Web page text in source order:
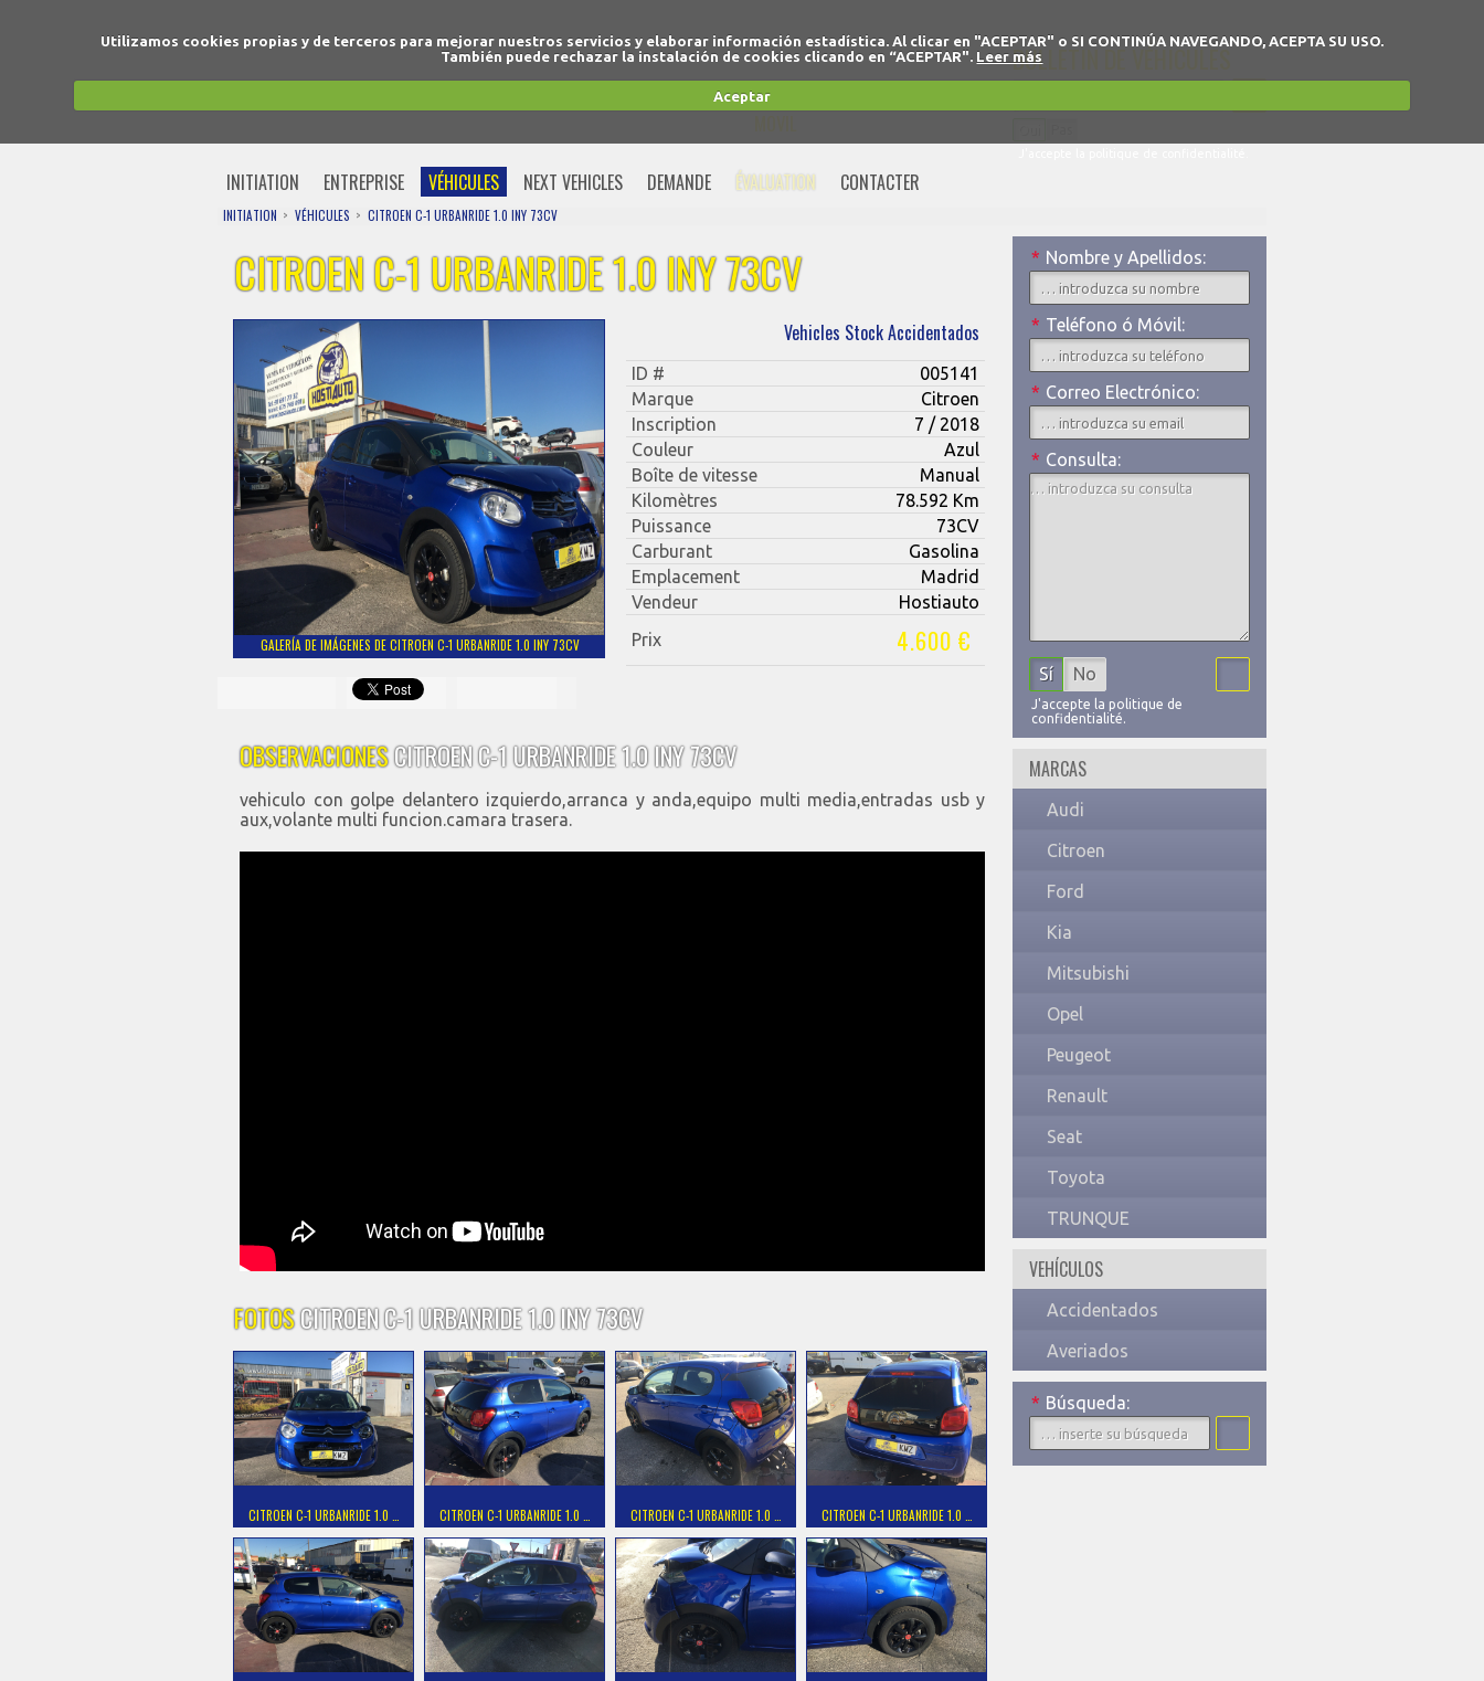
Utilizamos cookies propias y de terceros para mejorar nuestros servicios y elaborar información estadística. Al clicar en "ACEPTAR" o SI CONTINÚA NAVEGANDO, ACEPTA SU USO.
También puede rechazar la instalación de cookies clicando en “ACEPTAR". Leer más
Aceptar+34 91 691 77 32 BULLETIN DE VÉHICULES
INITIATION ENTREPRISE VÉHICULES NEXT VEHICLES DEMANDE ÉVALUATION CONTACTER
INITIATION VÉHICULES CITROEN C-1 URBANRIDE 1.0 INY 73CV
Nombre y Apellidos:
*
Teléfono ó Móvil:
*
Correo Electrónico:
*
Consulta:
*
Sí No
J'accepte la politique de
confidentialité.
MARCAS
Audi
Citroen
Ford
Kia
Mitsubishi
Opel
Peugeot
Renault
Seat
Toyota
TRUNQUE
VEHÍCULOS
Accidentados
Averiados
Búsqueda:
*
CITROEN C-1 URBANRIDE 1.0 INY 73CV
GALERÍA DE IMÁGENES DE CITROEN C-1 URBANRIDE 1.0 INY 73CV
Vehicles Stock Accidentados
ID #
005141
Marque
Citroen
Inscription
7 / 2018
Couleur
Azul
Boîte de vitesse
Manual
Kilomètres
78.592 Km
Puissance
73CV
Carburant
Gasolina
Emplacement
Madrid
Vendeur
Hostiauto
Prix
4.600 €
OBSERVACIONESCITROEN C-1 URBANRIDE 1.0 INY 73CV
vehiculo con golpe delantero izquierdo,arranca y anda,equipo multi media,entradas usb y
aux,volante multi funcion.camara trasera.
FOTOSCITROEN C-1 URBANRIDE 1.0 INY 73CV
CITROEN C-1 URBANRIDE 1.0 … CITROEN C-1 URBANRIDE 1.0 … CITROEN C-1 URBANRIDE 1.0 … CITROEN C-1 URBANRIDE 1.0 …